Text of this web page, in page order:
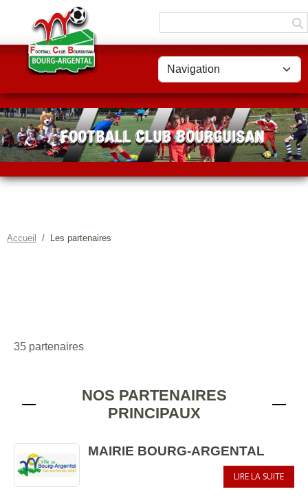
Accueil Les partenaires
35 partenaires
NOS PARTENAIRES
PRINCIPAUX
MAIRIE BOURG-ARGENTAL
LIRE LA SUITE
Panneau de gestion des cookies